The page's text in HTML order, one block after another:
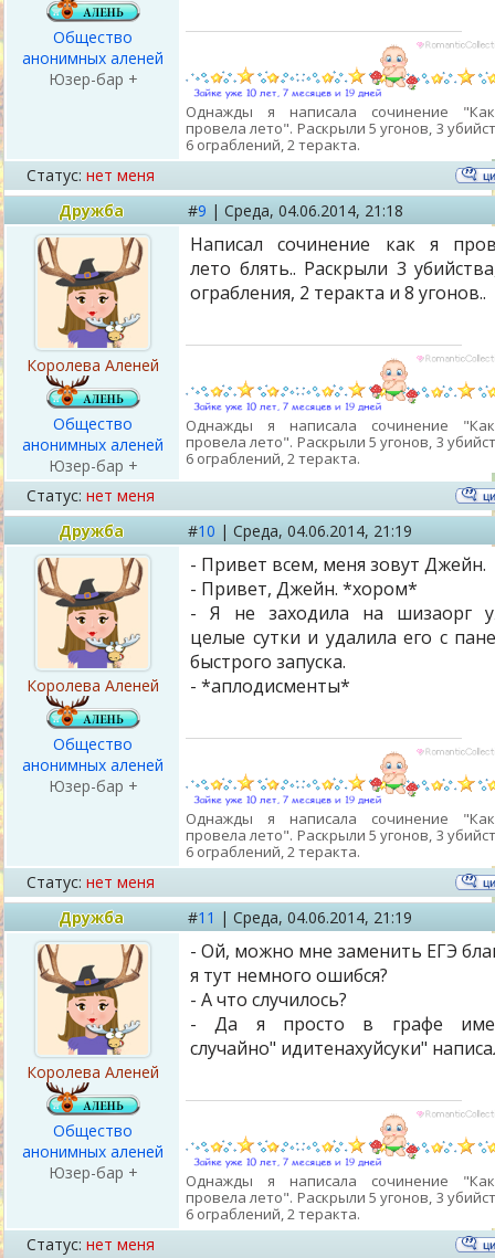
Общество
анонимных аленей
Юзер-бар +
Однажды я написала сочинение
провела лето". Раскрыли 5 угонов, 3
6 ограблений, 2 теракта.
Статус: нет меня
Дружба
#9 | Среда, 04.06.2014, 21:18
Королева Аленей
Общество
анонимных аленей
Юзер-бар +
Написал сочинение как я
лето блять.. Раскрыли 3
ограбления, 2 теракта и 8 угонов..
Однажды я написала сочинение
провела лето". Раскрыли 5 угонов, 3
6 ограблений, 2 теракта.
Статус: нет меня
Дружба
#10 | Среда, 04.06.2014, 21:19
Королева Аленей
Общество
анонимных аленей
Юзер-бар +
- Привет всем, меня зовут Джейн.
- Привет, Джейн. *хором*
- Я не заходила на шизаорг
целые сутки и удалила его с
быстрого запуска.
- *аплодисменты*
Однажды я написала сочинение
провела лето". Раскрыли 5 угонов, 3
6 ограблений, 2 теракта.
Статус: нет меня
Дружба
#11 | Среда, 04.06.2014, 21:19
Королева Аленей
Общество
анонимных аленей
Юзер-бар +
- Ой, можно мне заменить ЕГЭ
я тут немного ошибся?
- А что случилось?
- Да я просто в графе
случайно" идитенахуйсуки"
Однажды я написала сочинение
провела лето". Раскрыли 5 угонов, 3
6 ограблений, 2 теракта.
Статус: нет меня